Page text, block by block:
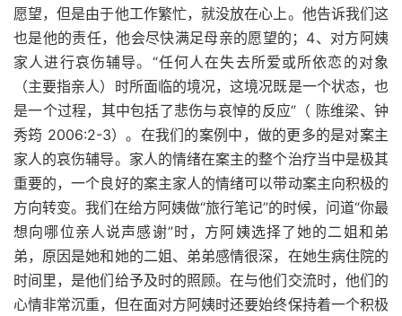
愿望，但是由于他工作繁忙，就没放在心上。他告诉我们这
也是他的责任，他会尽快满足母亲的愿望的；4、对方阿姨
家人进行哀伤辅导。“任何人在失去所爱或所依恋的对象
（主要指亲人）时所面临的境况，这境况既是一个状态，也
是一个过程，其中包括了悲伤与哀悼的反应”（ 陈维梁、钟
秀筠 2006:2-3）。在我们的案例中，做的更多的是对案主
家人的哀伤辅导。家人的情绪在案主的整个治疗当中是极其
重要的，一个良好的案主家人的情绪可以带动案主向积极的
方向转变。我们在给方阿姨做“旅行笔记”的时候，问道“你最
想向哪位亲人说声感谢”时，方阿姨选择了她的二姐和弟
弟，原因是她和她的二姐、弟弟感情很深，在她生病住院的
时间里，是他们给予及时的照顾。在与他们交流时，他们的
心情非常沉重，但在面对方阿姨时还要始终保持着一个积极